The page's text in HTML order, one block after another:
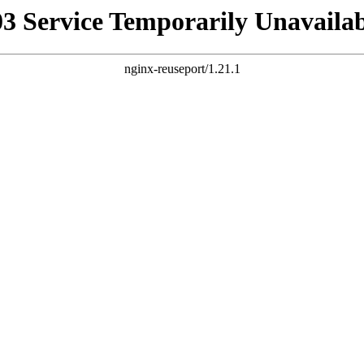
Service Temporarily
nginx-reuseport/1.21.1